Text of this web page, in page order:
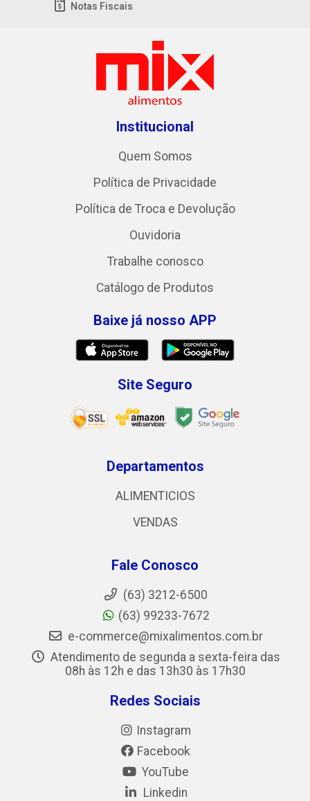
Notas Fiscais
Institucional
Quem Somos
Política de Privacidade
Política de Troca e Devolução
Ouvidoria
Trabalhe conosco
Catálogo de Produtos
Baixe já nosso APP
Site Seguro
Departamentos
ALIMENTICIOS
VENDAS
Fale Conosco
(63) 3212-6500
(63) 99233-7672
e-commerce@mixalimentos.com.br
Atendimento de segunda a sexta-feira das
08h às 12h e das 13h30 às 17h30
Redes Sociais
Instagram
Facebook
YouTube
Linkedin